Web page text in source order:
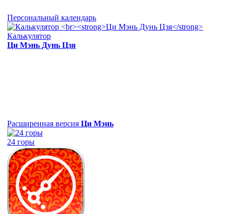
Персональный календарь
Калькулятор
Ци Мэнь Дунь Цзя
Расширенная версия Ци Мэнь
24 горы